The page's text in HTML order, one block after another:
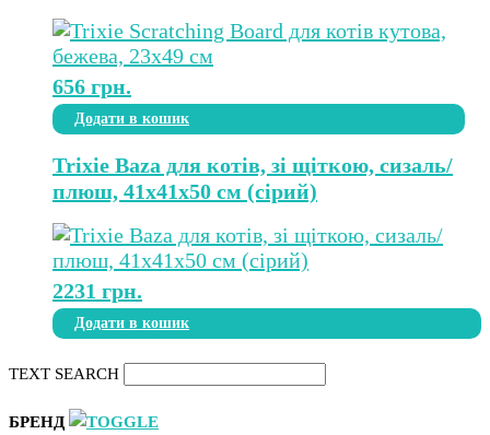
656 грн.
Додати в кошик
Trixie Baza для котів, зі щіткою, сизаль/
плюш, 41х41х50 см (сірий)
2231 грн.
Додати в кошик
TEXT SEARCH
БРЕНД